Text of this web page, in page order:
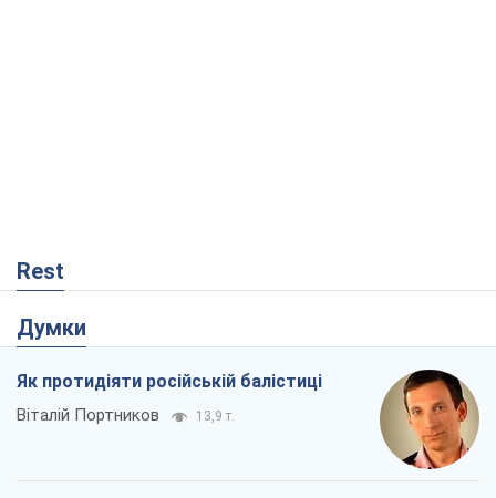
Rest
Думки
Як протидіяти російській балістиці
Віталій Портников 13,9 т.